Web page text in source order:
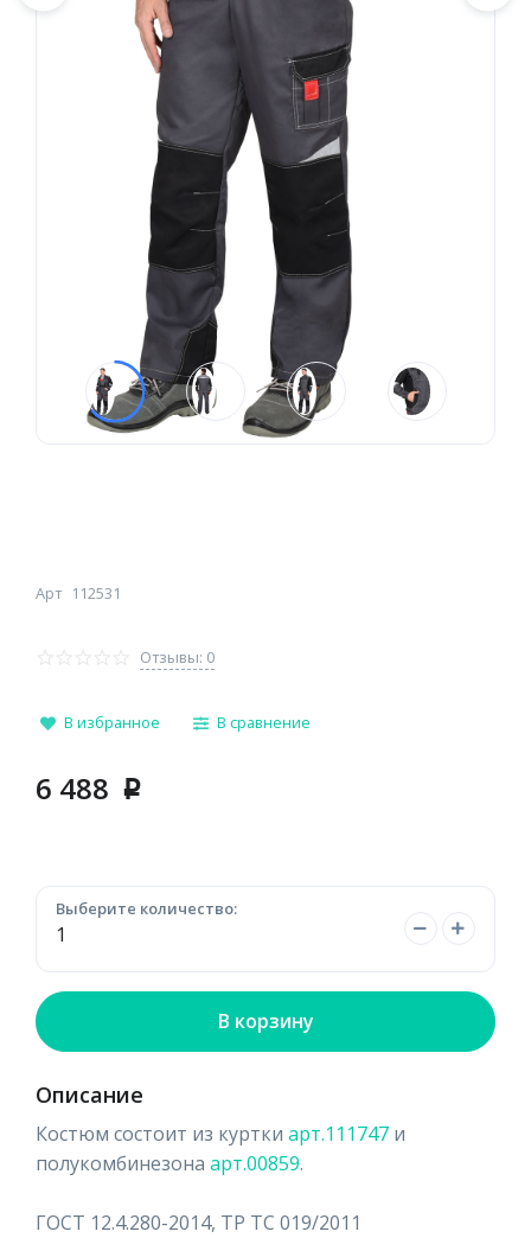
Арт 112531
Отзывы: 0
В избранное В сравнение
6 488 p
Выберите количество:
В корзину
Описание
Костюм состоит из куртки арт.111747 и
полукомбинезона арт.00859.
ГОСТ 12.4.280-2014, ТР ТС 019/2011